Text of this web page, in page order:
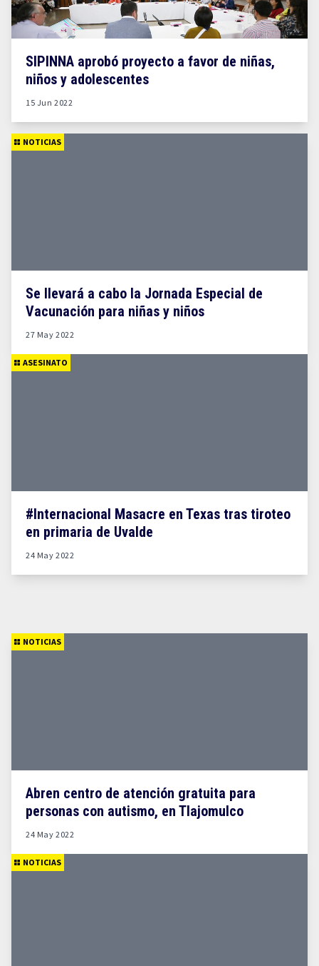
SIPINNA aprobó proyecto a favor de niñas,
niños y adolescentes
15 Jun 2022
NOTICIAS
Se llevará a cabo la Jornada Especial de
Vacunación para niñas y niños
27 May 2022
ASESINATO
#Internacional Masacre en Texas tras tiroteo
en primaria de Uvalde
24 May 2022
NOTICIAS
Abren centro de atención gratuita para
personas con autismo, en Tlajomulco
24 May 2022
NOTICIAS